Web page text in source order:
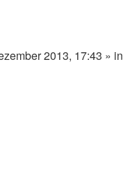
2013, 17:43 » in